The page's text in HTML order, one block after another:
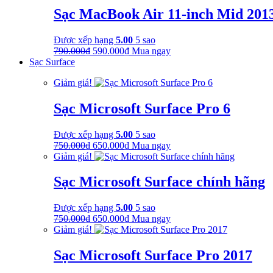
790.000₫. là:
590.000₫.
Sạc MacBook Air 11-inch Mid
Được xếp hạng 5.00 5 sao
790.000₫ Giá
790.000₫.
590.000₫Giá
là:
Mua ngay
Sạc Surface
Giảm giá!
Sạc Microsoft Surface Pro 6
Được xếp hạng 5.00 5 sao
750.000₫ Giá
gốc
750.000₫.
650.000₫Giá
hiện
là:
650.000₫.
Mua ngay
Giảm giá!
Sạc Microsoft Surface chính hãng
Được xếp hạng 5.00 5 sao
750.000₫ Giá
gốc
750.000₫.
650.000₫Giá
hiện
là:
650.000₫.
Mua ngay
Giảm giá!
Sạc Microsoft Surface Pro 2017